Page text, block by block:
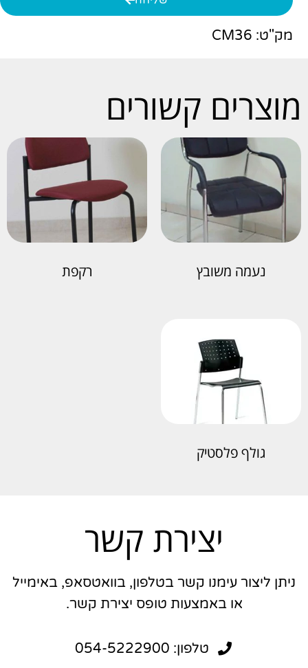
מק"ט: CM36
מוצרים קשורים
נעמה משובץ רקפת
גולף פלסטיק
יצירת קשר
ניתן ליצור עימנו קשר בטלפון, בוואטסאפ, באימייל
או באמצעות טופס יצירת קשר.
טלפון: 054-5222900